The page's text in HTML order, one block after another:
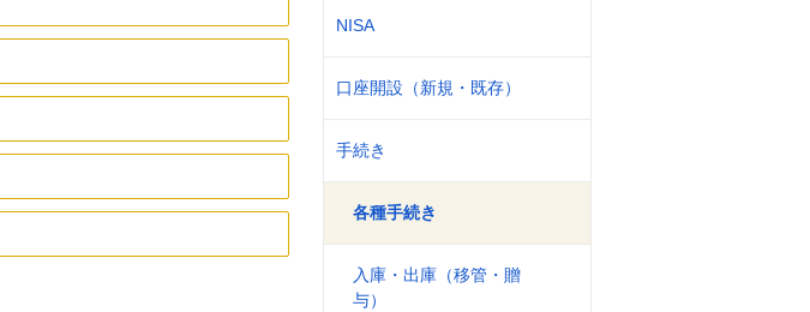
NISA
口座開設（新規・既存）
手続き
各種手続き
入庫・出庫（移管・贈
与）